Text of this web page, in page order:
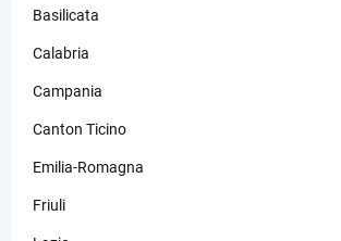
Basilicata
Calabria
Campania
Canton Ticino
Emilia-Romagna
Friuli